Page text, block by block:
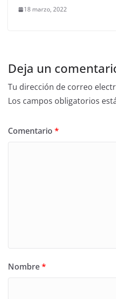
18 marzo, 2022
Deja un
Tu dirección de correo
Los campos obligatorios
Comentario *
Nombre*